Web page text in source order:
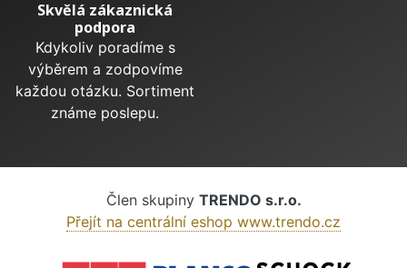
Skvělá zákaznická
podpora
Kdykoliv poradíme s
výběrem a zodpovíme
každou otázku. Sortiment
známe poslepu.
Člen skupiny TRENDO s.r.o.
Přejít na centrální eshop www.trendo.cz